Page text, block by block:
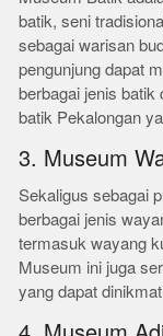
batik, seni
sebagai warisan
pengunjung dapat
berbagai jenis batik
batik Pekalongan
3. Museum
Sekaligus sebagai
berbagai jenis
termasuk wayang
Museum ini juga
yang dapat